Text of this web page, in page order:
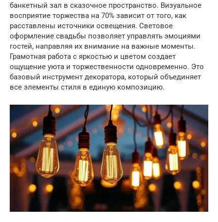
банкетный зал в сказочное пространство. Визуальное
восприятие торжества на 70% зависит от того, как
расставлены источники освещения. Световое
оформление свадьбы позволяет управлять эмоциями
гостей, направляя их внимание на важные моменты.
Грамотная работа с яркостью и цветом создает
ощущение уюта и торжественности одновременно. Это
базовый инструмент декоратора, который объединяет
все элементы стиля в единую композицию.